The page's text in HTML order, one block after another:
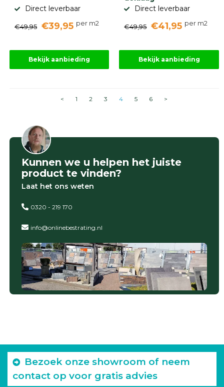
Direct leverbaar
€49,95 €39,95 per m2
Bekijk aanbieding
Direct leverbaar
€49,95 €41,95 per m2
Bekijk aanbieding
< 1 2 3 4 5 6 >
Kunnen we u helpen het juiste
product te vinden?
Laat het ons weten
0320 - 219 170
info@onlinebestrating.nl
Bezoek onze showroom of neem
contact op voor gratis advies